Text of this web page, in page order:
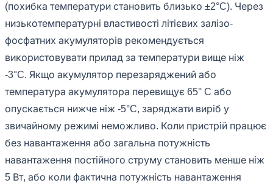
(похибка температури становить близько ±2°C). Через
низькотемпературні властивості літієвих залізо-
фосфатних акумуляторів рекомендується
використовувати прилад за температури вище ніж
-3°C. Якщо акумулятор перезаряджений або
температура акумулятора перевищує 65° C або
опускається нижче ніж -5°C, заряджати виріб у
звичайному режимі неможливо. Коли пристрій працює
без навантаження або загальна потужність
навантаження постійного струму становить менше ніж
5 Вт, або коли фактична потужність навантаження